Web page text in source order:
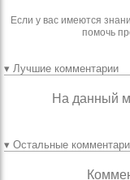
Если у вас имеются
помочь
▾ Лучшие комментарии
На данный
▾ Остальные